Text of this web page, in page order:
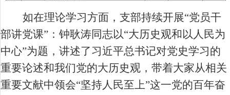
如在理论学习方面，支部持续开展“党员干
部讲党课”：钟耿涛同志以“大历史观和以人民为
中心”为题，讲述了习近平总书记对党史学习的
重要论述和我们党的大历史观，带着大家从相关
重要文献中领会“坚持人民至上”这一党的百年奋